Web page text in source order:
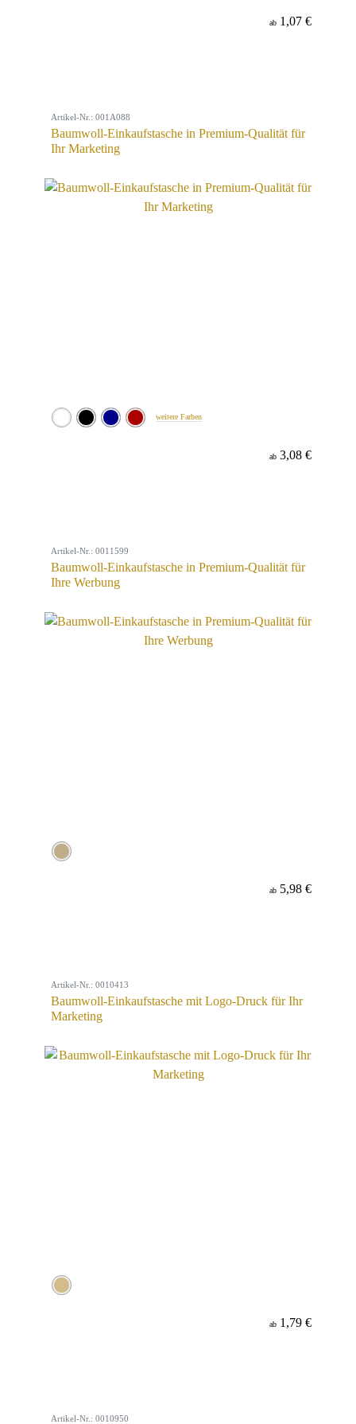
ab 1,07 €
Artikel-Nr.: 001A088
Baumwoll-Einkaufstasche in Premium-Qualität für
Ihr Marketing
weitere Farben
ab 3,08 €
Artikel-Nr.: 0011599
Baumwoll-Einkaufstasche in Premium-Qualität für
Ihre Werbung
ab 5,98 €
Artikel-Nr.: 0010413
Baumwoll-Einkaufstasche mit Logo-Druck für Ihr
Marketing
ab 1,79 €
Artikel-Nr.: 0010950